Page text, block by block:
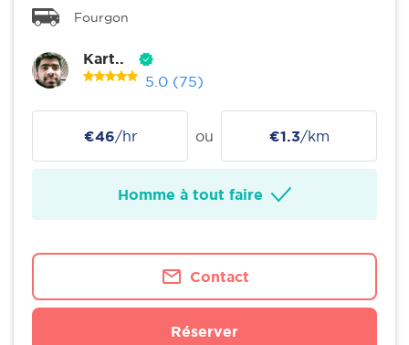
Fourgon
Kart..
5.0 (75)
€46/hr ou €1.3/km
Homme à tout faire
Contact
Réserver